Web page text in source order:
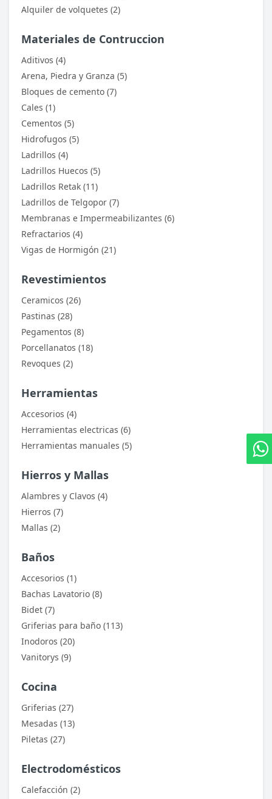
Alquiler de volquetes (2)
Materiales de Contruccion
Aditivos (4)
Arena, Piedra y Granza (5)
Bloques de cemento (7)
Cales (1)
Cementos (5)
Hidrofugos (5)
Ladrillos (4)
Ladrillos Huecos (5)
Ladrillos Retak (11)
Ladrillos de Telgopor (7)
Membranas e Impermeabilizantes (6)
Refractarios (4)
Vigas de Hormigón (21)
Revestimientos
Ceramicos (26)
Pastinas (28)
Pegamentos (8)
Porcellanatos (18)
Revoques (2)
Herramientas
Accesorios (4)
Herramientas electricas (6)
Herramientas manuales (5)
Hierros y Mallas
Alambres y Clavos (4)
Hierros (7)
Mallas (2)
Baños
Accesorios (1)
Bachas Lavatorio (8)
Bidet (7)
Griferias para baño (113)
Inodoros (20)
Vanitorys (9)
Cocina
Griferias (27)
Mesadas (13)
Piletas (27)
Electrodomésticos
Calefacción (2)